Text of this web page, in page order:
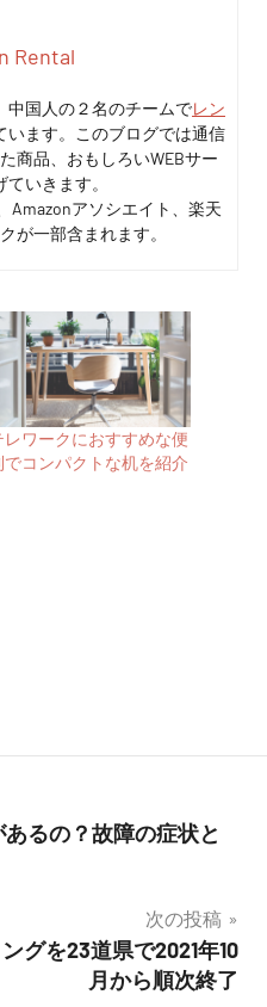
Rental
中国人の２名のチームでレン
います。このブログでは通信
商品、おもしろいWEBサー
いきます。
Amazonアソシエイト、楽天
が一部含まれます。
レワークにおすすめな便
でコンパクトな机を紹介
るの？故障の症状と
次の投稿
グを23道県で2021年10
月から順次終了